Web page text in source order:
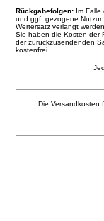
Rückgabefolgen: Im
und ggf. gezogene
Wertersatz verlangt werden.
Sie haben die Kosten der
der zurückzusendenden
kostenfrei.
Die Versandkosten